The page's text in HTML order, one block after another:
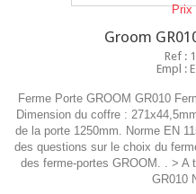
Prix
Groom
Ref :
Empl :
Ferme Porte GROOM GR010
Dimension du coffre :
de la porte 1250mm. Norme EN
des questions sur le choix du
des ferme-portes GROOM. . > A
GR010